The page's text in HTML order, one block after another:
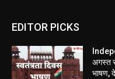
EDITOR PICKS
अगस्त
भाषण,